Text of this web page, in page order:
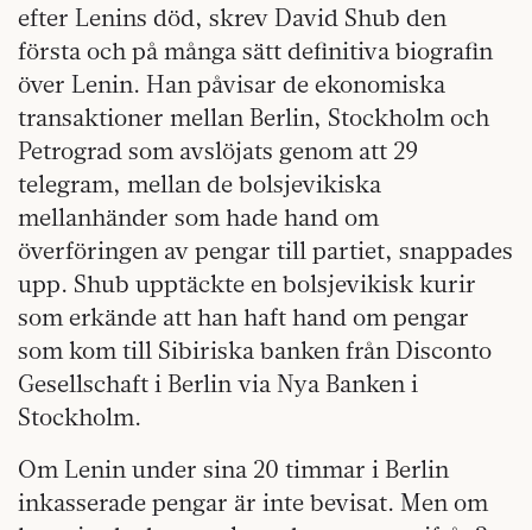
efter Lenins död, skrev David Shub den
första och på många sätt definitiva biografin
över Lenin. Han påvisar de ekonomiska
transaktioner mellan Berlin, Stockholm och
Petrograd som avslöjats genom att 29
telegram, mellan de bolsjevikiska
mellanhänder som hade hand om
överföringen av pengar till partiet, snappades
upp. Shub upptäckte en bolsjevikisk kurir
som erkände att han haft hand om pengar
som kom till Sibiriska banken från Disconto
Gesellschaft i Berlin via Nya Banken i
Stockholm.
Om Lenin under sina 20 timmar i Berlin
inkasserade pengar är inte bevisat. Men om